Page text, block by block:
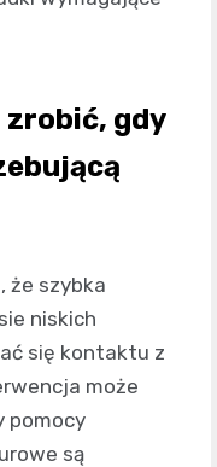
zrobić, gdy
że szybka
niskich
się kontaktu z
może
pomocy
są